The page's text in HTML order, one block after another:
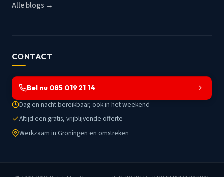
Alle blogs →
CONTACT
Bel nu 085 019 21 14
Dag en nacht bereikbaar, ook in het weekend
Altijd een gratis, vrijblijvende offerte
Werkzaam in Groningen en omstreken